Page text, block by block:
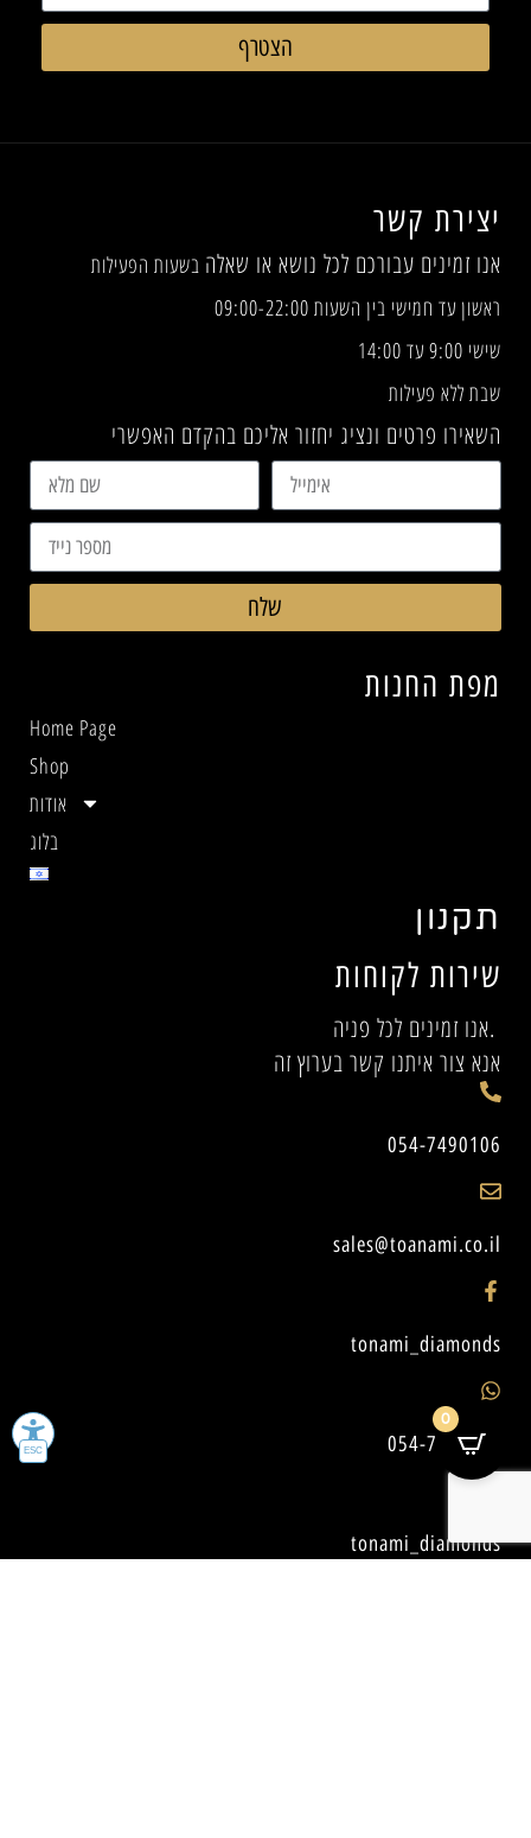
הצטרף
שירות לקוחות
אנו זמינים לכל פניה.
אנא צור איתנו קשר בערוץ זה
054-7490106
sales@toanami.co.il
tonami_diamonds
054-7490106
tonami_diamonds
מפת החנות
Home Page
Shop
אודות
בלוג
תקנון
יצירת קשר
אנו זמינים עבורכם לכל נושא או שאלה בשעות הפעילות
ראשון עד חמישי בין השעות 09:00-22:00
שישי 9:00 עד 14:00
שבת ללא פעילות
השאירו פרטים ונציג יחזור אליכם בהקדם האפשרי
שלח
0